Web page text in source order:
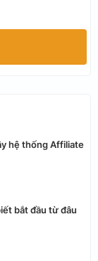
hệ thống Affiliate
bắt đầu từ đâu